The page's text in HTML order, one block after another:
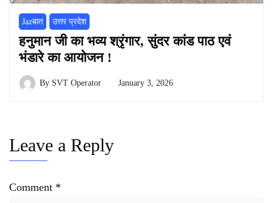
Jazबात उत्तर प्रदेश
हनुमान जी का भव्य श्रृंगार, सुंदर कांड पाठ एवं
भंडारे का आयोजन !
By SVT Operator January 3, 2026
Leave a Reply
Comment *